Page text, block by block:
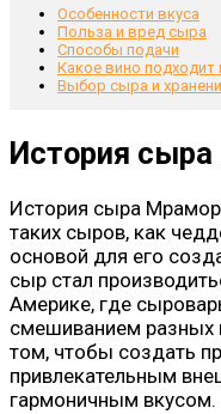
Особенности вкуса
Польза и вред сыра
Способы подачи
Какое вино подходит
Выбор сыра и
История
История сыра
таких сыров, как
основой для его
сыр стал
Америке, где
смешиванием разных
том, чтобы создать
привлекательным
гармоничным вкусом.